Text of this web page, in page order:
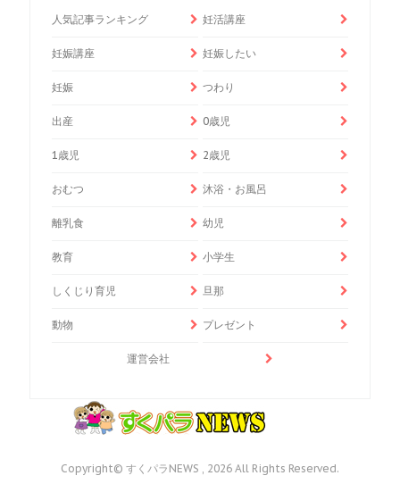
人気記事ランキング 妊活講座
妊娠講座 妊娠したい
妊娠 つわり
出産 0歳児
1歳児 2歳児
おむつ 沐浴・お風呂
離乳食 幼児
教育 小学生
しくじり育児 旦那
動物 プレゼント
運営会社
Copyright© すくパラNEWS , 2026 All Rights Reserved.